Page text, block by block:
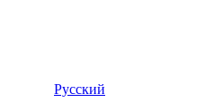
Русский